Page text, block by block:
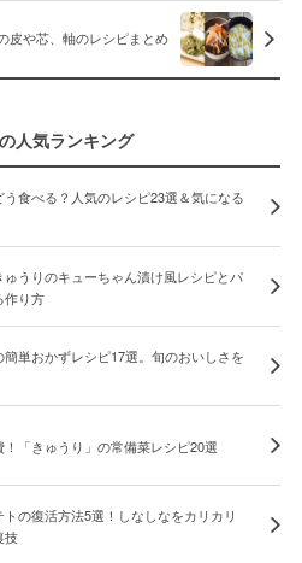
皮や芯、軸のレシピまとめ
人気ランキング
う食べる？人気のレシピ23選＆気になる
うりのキューちゃん漬け風レシピとパ
作り方
単おかずレシピ17選。旬のおいしさを
「きゅうり」の常備菜レシピ20選
の復活方法5選！しなしなをカリカリ
技